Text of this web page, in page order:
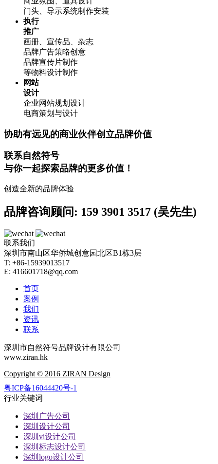
门头、导示系统制作安装
执行
推广
画册、宣传品、杂志
品牌广告策略创意
品牌宣传片制作
等物料设计制作
网站
设计
企业网站规划设计
电商策划与设计
协助有远见的商业伙伴创立品牌价值
联系自然符号
与你一起探索品牌的更多价值！
创造全新的品牌体验
品牌咨询顾问: 159 3901 3517 (吴先生)
联系我们
深圳市南山区华侨城创意园北区B1栋3层
T: +86-15939013517
E: 416601718@qq.com
首页
案例
我们
资讯
联系
深圳市自然符号品牌设计有限公司
www.ziran.hk
Copyright © 2016 ZIRAN Design
粤ICP备16044420号-1
行业关键词
深圳广告公司
深圳设计公司
深圳vi设计公司
深圳标志设计公司
深圳logo设计公司